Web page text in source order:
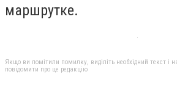
маршрутке.
Якщо ви помітили помилку, виділіть необхідний текст і
повідомити про це редакцію